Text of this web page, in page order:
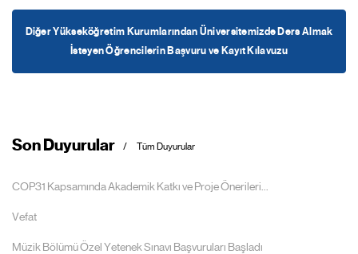
Diğer Yükseköğretim Kurumlarından Üniversitemizde Ders Almak
İsteyen Öğrencilerin Başvuru ve Kayıt Kılavuzu
Son Duyurular Tüm Duyurular
COP31 Kapsamında Akademik Katkı ve Proje Önerileri...
Vefat
Müzik Bölümü Özel Yetenek Sınavı Başvuruları Başladı